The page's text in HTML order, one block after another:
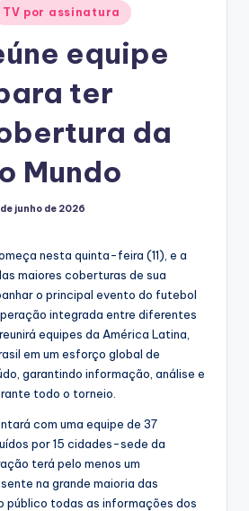
TV por assinatura
equipe
ter
da
Mundo
junho de 2026
nesta quinta-feira (11), e a
maiores coberturas de sua
o principal evento do futebol
integrada entre diferentes
equipes da América Latina,
em um esforço global de
garantindo informação, análise e
todo o torneio.
com uma equipe de 37
por 15 cidades-sede da
terá pelo menos um
na grande maioria das
público todas as informações dos